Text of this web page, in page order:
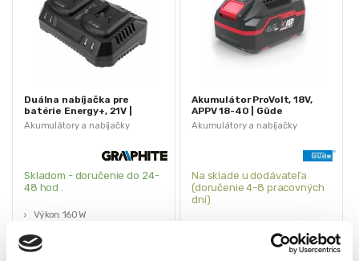
Akumulátory a nabíjačky
Duálna nabíjačka pre
batérie Energy+, 21V |
GRAPHITE
Skladom - doručenie do 24-
48 hod .
Výkon: 160 W
Napájacie napätie: 230 V~50 Hz
Akumulátory a nabíjačky
Akumulátor ProVolt, 18V,
APPV 18-40 | Güde
Na sklade u dodávateľa
(doručenie 4-8 pracovných
dni)